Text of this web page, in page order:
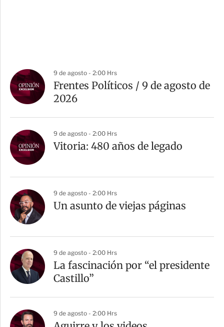
9 de agosto - 2:00 Hrs
Frentes Políticos / 9 de agosto de
2026
9 de agosto - 2:00 Hrs
Vitoria: 480 años de legado
9 de agosto - 2:00 Hrs
Un asunto de viejas páginas
9 de agosto - 2:00 Hrs
La fascinación por “el presidente
Castillo”
9 de agosto - 2:00 Hrs